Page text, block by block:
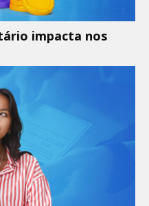
impacta nos